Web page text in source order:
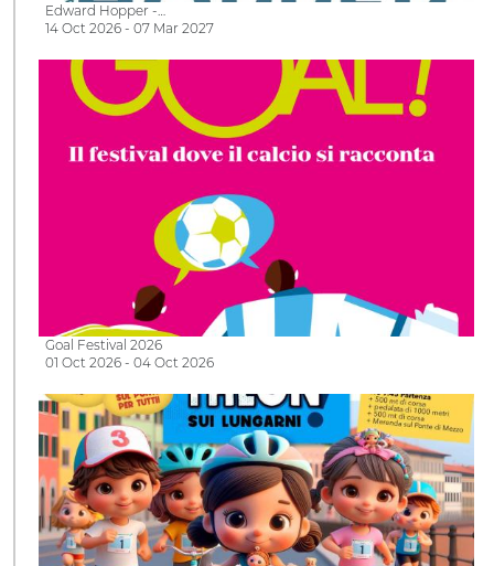
Edward Hopper -…
14 Oct 2026 - 07 Mar 2027
Goal Festival 2026
01 Oct 2026 - 04 Oct 2026